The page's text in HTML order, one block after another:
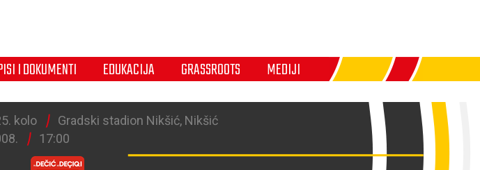
I DOKUMENTI EDUKACIJA GRASSROOTS MEDIJI
kolo
Gradski stadion Nikšić, Nikšić
17:00